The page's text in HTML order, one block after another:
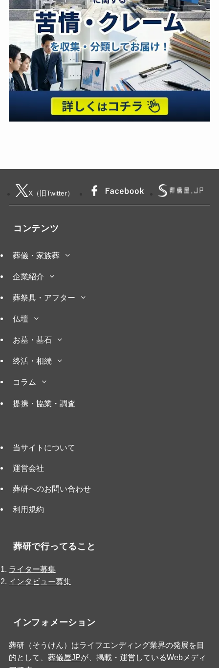
X（旧Twitter）
コンテンツ
葬儀・家族葬
企業紹介
葬祭具・アフター
仏壇
お墓・墓石
終活・相続
コラム
提携・協業・調査
当サイトについて
運営会社
葬研へのお問い合わせ
利用規約
葬研で行ってること
ライター募集
インタビュー募集
インフォメーション
葬研（そうけん）はライフエンディング業界の発展を目
的として、 葬儀屋JPが、掲載・運営しているWebメディ